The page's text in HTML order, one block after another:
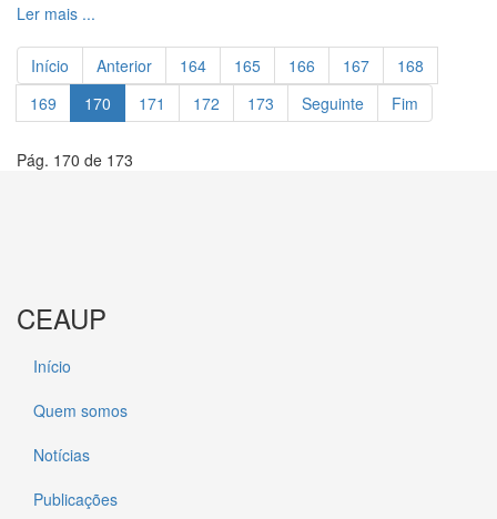
Ler mais ...
Início Anterior 164 165 166 167
168
169
170 171 172 173 Seguinte Fim
Pág. 170 de 173
CEAUP
Início
Quem somos
Notícias
Publicações